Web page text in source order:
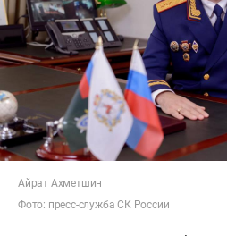
Айрат Ахметшин
Фото: пресс-служба СК России